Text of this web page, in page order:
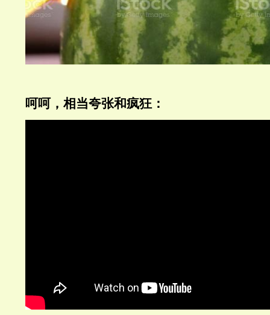
呵呵，相当夸张和疯狂：